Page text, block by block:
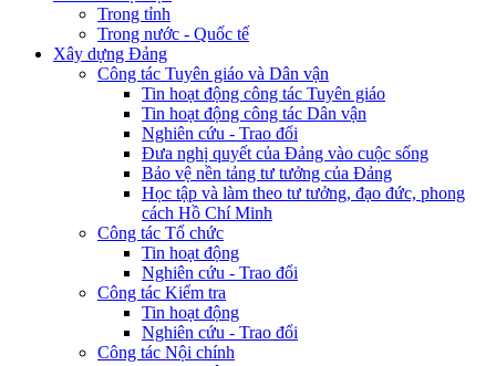
Trong tỉnh
Trong nước - Quốc tế
Xây dựng Đảng
Công tác Tuyên giáo và Dân vận
Tin hoạt động công tác Tuyên giáo
Tin hoạt động công tác Dân vận
Nghiên cứu - Trao đổi
Đưa nghị quyết của Đảng vào cuộc sống
Bảo vệ nền tảng tư tưởng của Đảng
Học tập và làm theo tư tưởng, đạo đức, phong
cách Hồ Chí Minh
Công tác Tổ chức
Tin hoạt động
Nghiên cứu - Trao đổi
Công tác Kiểm tra
Tin hoạt động
Nghiên cứu - Trao đổi
Công tác Nội chính